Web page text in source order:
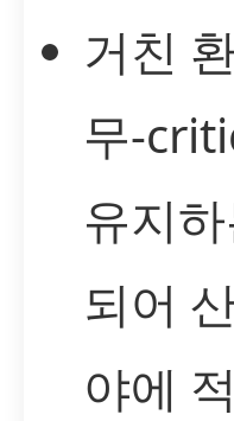
거친
무-
유지
되어
야에